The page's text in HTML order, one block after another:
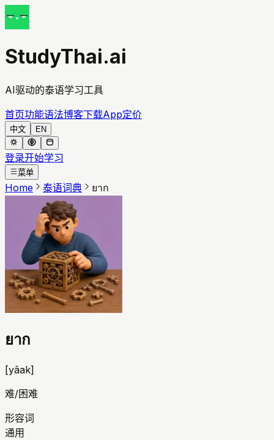
StudyThai.ai
AI驱动的泰语学习工具
首页功能语法博客下载App定价
中文 EN
登录开始学习
菜单
Home 泰语词典 ยาก
ยาก
[yâak]
难/困难
形容词
通用